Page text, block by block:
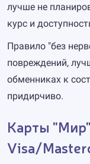
лучше не
курс и
Правило "без
повреждений,
обменниках к
придирчиво.
Карты
Visa/